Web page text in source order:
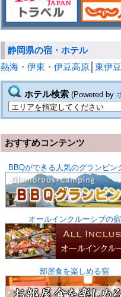
静岡県の宿・ホテル
熱海・伊東・伊豆高原
東伊豆
ホテル検索(Powered by
おすすめコンテンツ
BBQができる人気のグランピン
オールインクルーシブの宿
部屋食を楽しめる宿